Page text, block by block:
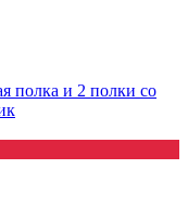
полка и 2 полки со